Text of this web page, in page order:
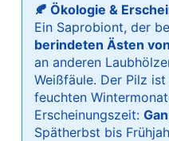
🍂 Ökologie &
Ein Saprobiont, der
berindeten Ästen
an anderen
Weißfäule. Der Pilz
feuchten
Erscheinungszeit:
Spätherbst bis